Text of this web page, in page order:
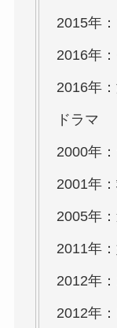
2015年
2016年
2016年
ドラマ
2000年
2001年
2005年
2011年
2012年
2012年